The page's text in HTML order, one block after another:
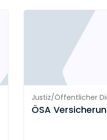
Justiz/Öffentlicher
ÖSA